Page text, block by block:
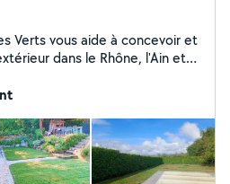
Verts vous aide à concevoir et
dans le Rhône, l'Ain et